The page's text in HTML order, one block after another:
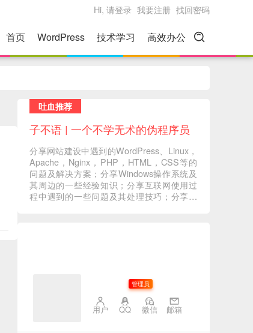
Hi, 请登录 我要注册 找回密码
首页 WordPress 技术学习 高效办公
吐血推荐
子不语 | 一个不学无术的伪程序员
分享网站建设中遇到的WordPress、Linux，
Apache，Nginx，PHP，HTML，CSS等的
问题及解决方案；分享Windows操作系统及
其周边的一些经验知识；分享互联网使用过
程中遇到的一些问题及其处理技巧；分享一
管理员
用户 QQ 微信 邮箱